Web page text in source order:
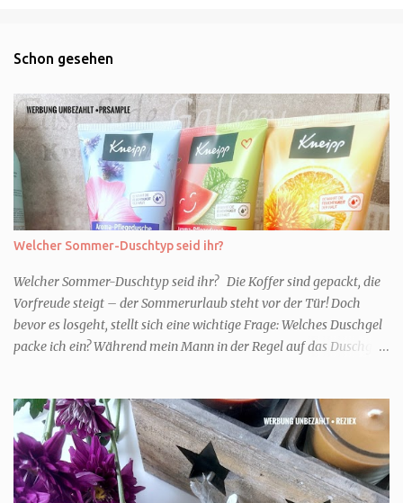
Schon gesehen
Welcher Sommer-Duschtyp seid ihr?
Welcher Sommer-Duschtyp seid ihr? Die Koffer sind gepackt, die
Vorfreude steigt – der Sommerurlaub steht vor der Tür! Doch
bevor es losgeht, stellt sich eine wichtige Frage: Welches Duschgel
packe ich ein? Während mein Mann in der Regel auf das Duschgel
Urlaub Entspannung und Wellness. Falls ihr ähnlich denkt, lasst
uns doch herausfinden, welcher Duschtyp ihr seid. TYP
GENIESSER Egal, ob Strand oder Städtetrip - für euch gehört
gutes Essen, ein guter Wein oder Cocktail, vielleicht ein gutes Buch
dazu. Ihr liebt es Sonnenuntergänge zu beobachten und genießt